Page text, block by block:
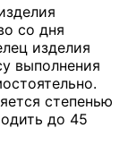
со дня
изделия
выполнения
степенью
до 45